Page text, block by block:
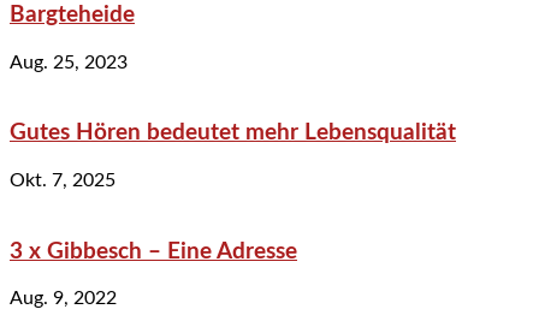
Bargteheide
Aug. 25, 2023
Gutes Hören bedeutet mehr Lebensqualität
Okt. 7, 2025
3 x Gibbesch – Eine Adresse
Aug. 9, 2022